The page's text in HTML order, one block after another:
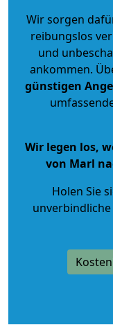
Wir sorgen
reibungslos
und
ankommen.
günstigen
Wir legen los,
von Marl
Holen Sie